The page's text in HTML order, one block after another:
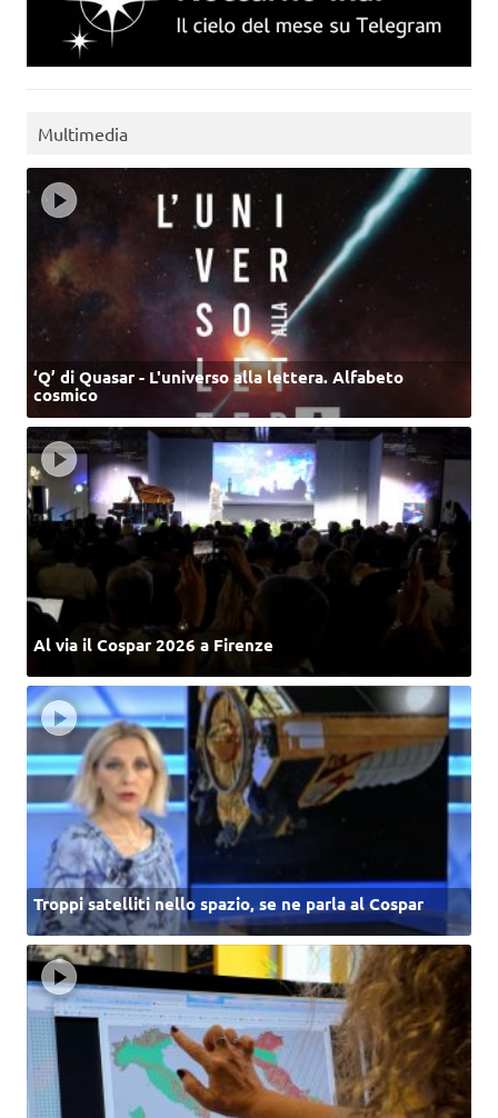
Multimedia
‘Q’ di Quasar - L'universo alla lettera. Alfabeto
cosmico
Al via il Cospar 2026 a Firenze
Troppi satelliti nello spazio, se ne parla al Cospar